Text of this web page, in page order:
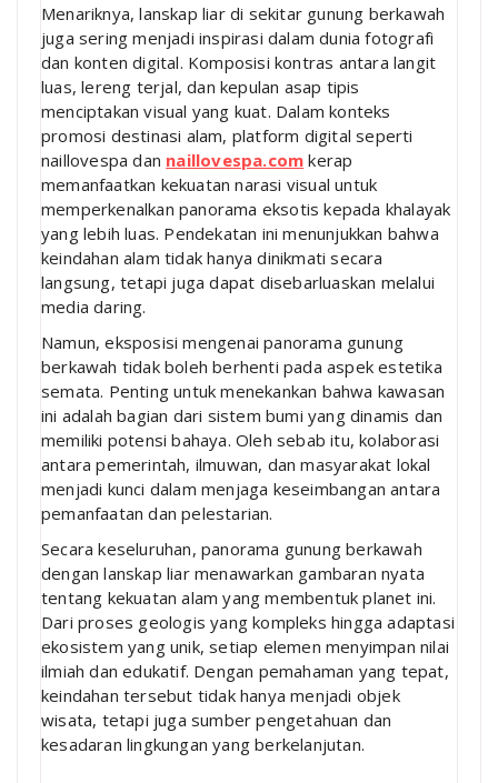
Menariknya, lanskap liar di sekitar gunung berkawah
juga sering menjadi inspirasi dalam dunia fotografi
dan konten digital. Komposisi kontras antara langit
luas, lereng terjal, dan kepulan asap tipis
menciptakan visual yang kuat. Dalam konteks
promosi destinasi alam, platform digital seperti
naillovespa dan naillovespa.com kerap
memanfaatkan kekuatan narasi visual untuk
memperkenalkan panorama eksotis kepada khalayak
yang lebih luas. Pendekatan ini menunjukkan bahwa
keindahan alam tidak hanya dinikmati secara
langsung, tetapi juga dapat disebarluaskan melalui
media daring.
Namun, eksposisi mengenai panorama gunung
berkawah tidak boleh berhenti pada aspek estetika
semata. Penting untuk menekankan bahwa kawasan
ini adalah bagian dari sistem bumi yang dinamis dan
memiliki potensi bahaya. Oleh sebab itu, kolaborasi
antara pemerintah, ilmuwan, dan masyarakat lokal
menjadi kunci dalam menjaga keseimbangan antara
pemanfaatan dan pelestarian.
Secara keseluruhan, panorama gunung berkawah
dengan lanskap liar menawarkan gambaran nyata
tentang kekuatan alam yang membentuk planet ini.
Dari proses geologis yang kompleks hingga adaptasi
ekosistem yang unik, setiap elemen menyimpan nilai
ilmiah dan edukatif. Dengan pemahaman yang tepat,
keindahan tersebut tidak hanya menjadi objek
wisata, tetapi juga sumber pengetahuan dan
kesadaran lingkungan yang berkelanjutan.